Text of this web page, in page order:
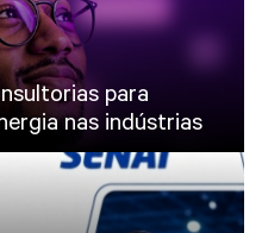
para
nas indústrias